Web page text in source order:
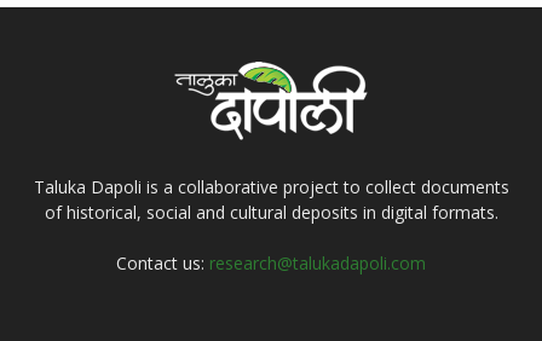
Taluka Dapoli is a collaborative project to collect documents
of historical, social and cultural deposits in digital formats.
Contact us: research@talukadapoli.com